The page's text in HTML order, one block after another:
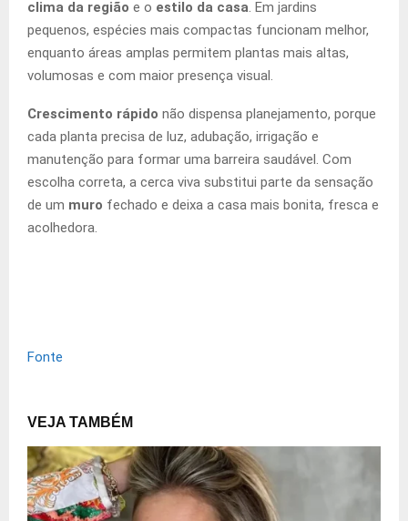
clima da região e o estilo da casa. Em jardins
pequenos, espécies mais compactas funcionam melhor,
enquanto áreas amplas permitem plantas mais altas,
volumosas e com maior presença visual.
Crescimento rápido não dispensa planejamento, porque
cada planta precisa de luz, adubação, irrigação e
manutenção para formar uma barreira saudável. Com
escolha correta, a cerca viva substitui parte da sensação
de um muro fechado e deixa a casa mais bonita, fresca e
acolhedora.
Fonte
VEJA TAMBÉM